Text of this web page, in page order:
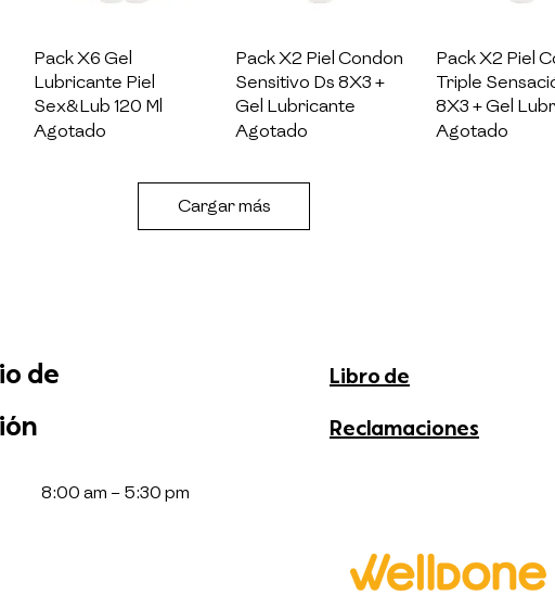
Vista rápida
Pack X6 Gel
Lubricante Piel
Sex&Lub 120 Ml
Agotado
Vista rápida
Pack X2 Piel Condon
Sensitivo Ds 8X3 +
Gel Lubricante
Agotado
Vista
Pack X2 Piel
Triple
8X3 + Gel
Agotado
Cargar más
de
Libro de
Reclamaciones
8:00 am – 5:30 pm